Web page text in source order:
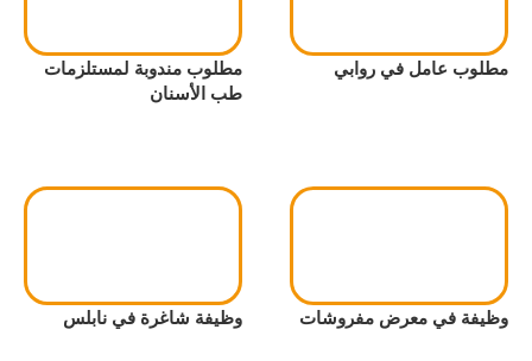
مطلوب عامل في روابي
مطلوب مندوبة لمستلزمات
طب الأسنان
وظيفة في معرض مفروشات وظيفة شاغرة في نابلس